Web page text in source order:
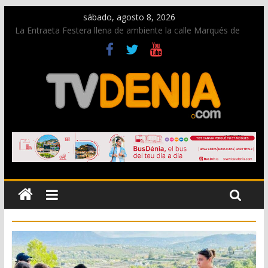
sábado, agosto 8, 2026
La Entraeta Festera llena de ambiente la calle Marqués de
Campo con la recepción a la Capitanía Cristiana
Dos personas fallecen en un grave accidente en la N-332
entre Benissa y Calp
Una nueva oportunidad para donar sangre en Cruz Roja
El bando moro protagonista en la Segunda Entraeta Festera
Paco Adsuar dona al Arxiu de Dénia más de 50.000 imágenes
de la memoria visual de la ciudad